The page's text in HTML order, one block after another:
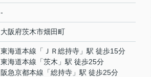
-
大阪府茨木市畑田町
東海道本線 「 ＪＲ総持寺 」駅 徒歩15分
東海道本線 「茨木 」駅 徒歩25分
阪急京都本線 「総持寺 」駅 徒歩25分